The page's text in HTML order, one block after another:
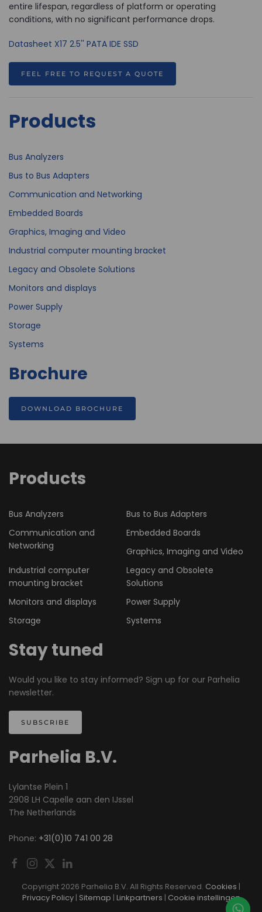
entire lifespan, regardless of platform or operating
conditions, with no significant performance drops.
Datasheet X17 2.5'' PATA IDE SSD
FEEL FREE TO REQUEST A QUOTE
Products
Bus Analyzers
Bus to Bus Adapters
Communication and Networking
Embedded Boards
Graphics, Imaging and Video
Industrial computer mounting bracket
Legacy and Obsolete Solutions
Monitors and displays
Power Supply
Storage
Systems
Brochure
DOWNLOAD BROCHURE
Products
Bus Analyzers
Bus to Bus Adapters
Communication and
Networking
Embedded Boards
Graphics, Imaging and Video
Industrial computer
mounting bracket
Legacy and Obsolete
Solutions
Monitors and displays
Power Supply
Storage
Systems
Stay tuned
Would you like to stay informed? Sign up for our Parhelia
newsletter.
SUBSCRIBE
Parhelia B.V.
Lylantse Plein 1
2908 LH Capelle aan den IJssel
The Netherlands
Phone: +31(0)10 741 00 28
Copyright 2026 Parhelia B.V. All Rights Reserved. Cookies |
Privacy Policy| Sitemap | Linkpartners | Cookie instellingen